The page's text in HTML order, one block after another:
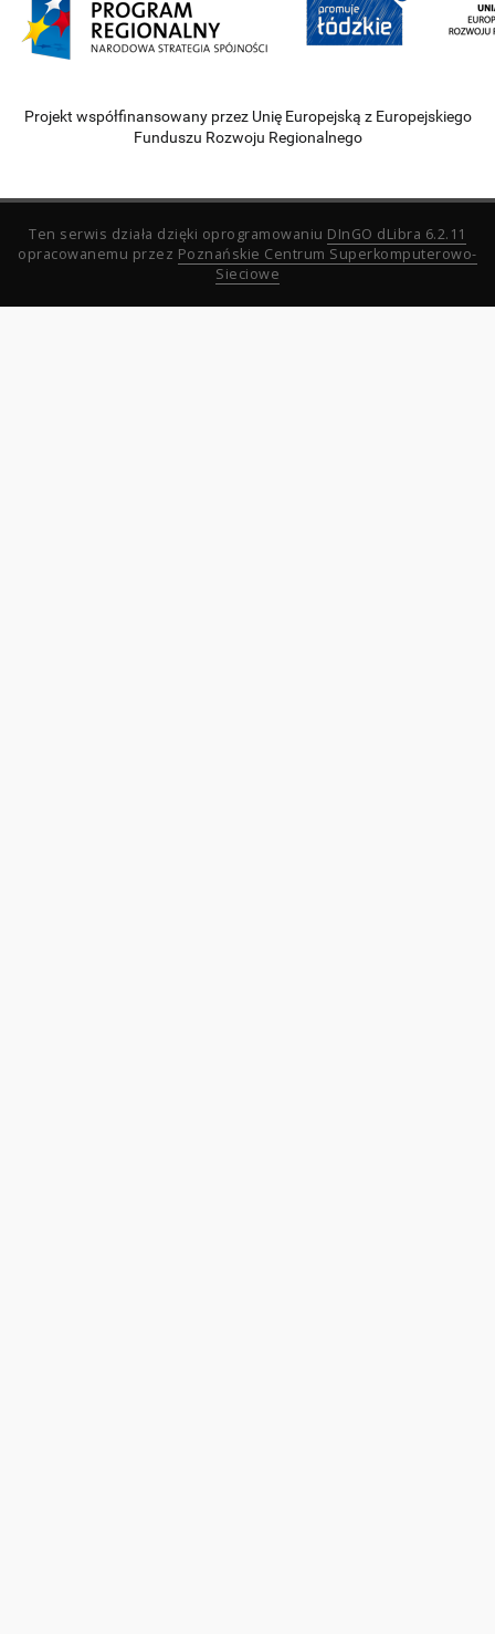
Projekt współfinansowany przez Unię Europejską z Europejskiego
Funduszu Rozwoju Regionalnego
Ten serwis działa dzięki oprogramowaniu DInGO dLibra 6.2.11
opracowanemu przez Poznańskie Centrum Superkomputerowo-
Sieciowe